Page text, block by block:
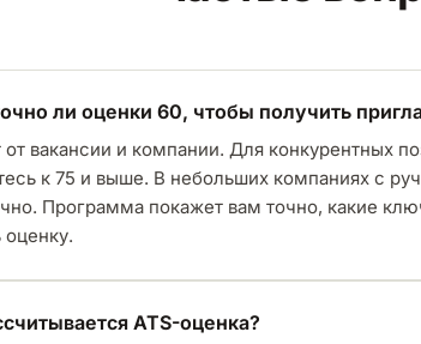
ли оценки 60, чтобы получить
от вакансии и компании. Для конкурентных
к 75 и выше. В небольших компаниях с
Программа покажет вам точно, какие
оценку.
ATS-оценка?